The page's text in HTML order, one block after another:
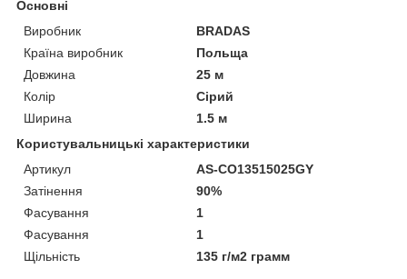
Основні
Виробник
BRADAS
Країна виробник
Польща
Довжина
25 м
Колір
Сірий
Ширина
1.5 м
Користувальницькі характеристики
Артикул
AS-CO13515025GY
Затінення
90%
Фасування
1
Фасування
1
Щільність
135 г/м2 грамм